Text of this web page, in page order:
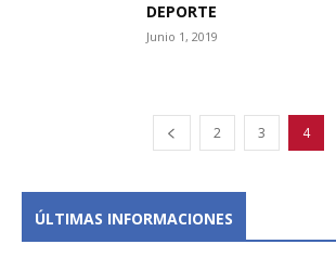
DEPORTE
Junio 1, 2019
2 3 4
ÚLTIMAS INFORMACIONES